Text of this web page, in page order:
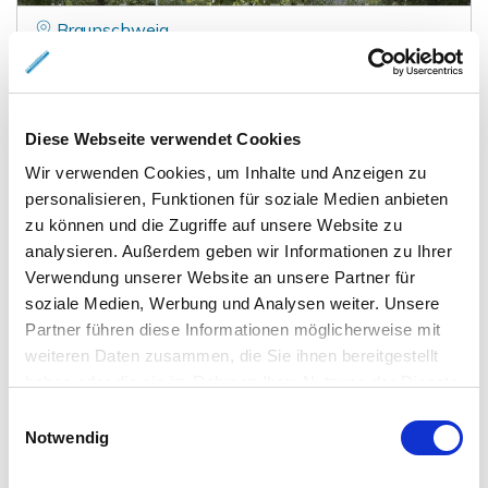
Diese Webseite verwendet Cookies
Wir verwenden Cookies, um Inhalte und Anzeigen zu
personalisieren, Funktionen für soziale Medien anbieten
zu können und die Zugriffe auf unsere Website zu
analysieren. Außerdem geben wir Informationen zu Ihrer
Verwendung unserer Website an unsere Partner für
soziale Medien, Werbung und Analysen weiter. Unsere
Partner führen diese Informationen möglicherweise mit
weiteren Daten zusammen, die Sie ihnen bereitgestellt
Notwendig
Braunschweig
Schöne 3-Zimmer-Wohnung im EG mit sonniger
Terrasse im östlichen Ringgebiet, direkt am
Erdgeschosswohnung
87,50 m²
3